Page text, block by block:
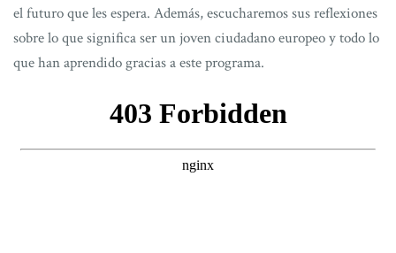
el futuro que les espera. Además, escucharemos sus reflexiones
sobre lo que significa ser un joven ciudadano europeo y todo lo
que han aprendido gracias a este programa.